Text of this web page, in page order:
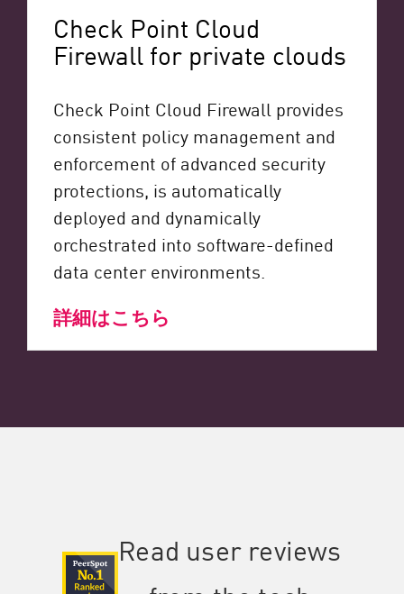
Check Point Cloud
Firewall for private clouds
Check Point Cloud Firewall provides
consistent policy management and
enforcement of advanced security
protections, is automatically
deployed and dynamically
orchestrated into software-defined
data center environments.
詳細はこちら
Read user reviews